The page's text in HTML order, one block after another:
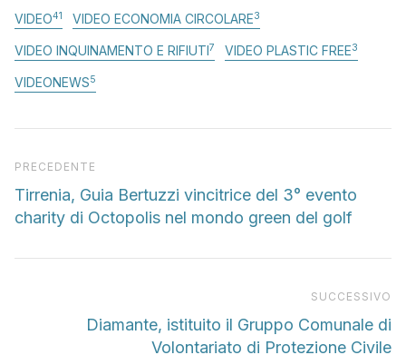
VIDEO41 VIDEO ECONOMIA CIRCOLARE3
VIDEO INQUINAMENTO E RIFIUTI7 VIDEO PLASTIC FREE3
VIDEONEWS5
Articolo precedente
PRECEDENTE
Tirrenia, Guia Bertuzzi vincitrice del 3° evento
charity di Octopolis nel mondo green del golf
SUCCESSIVO
Diamante, istituito il Gruppo Comunale di
Volontariato di Protezione Civile